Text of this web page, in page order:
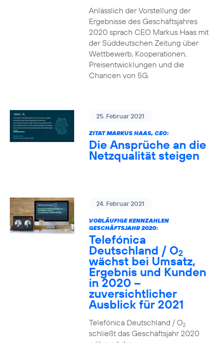
Anlässlich der Vorstellung der
Ergebnisse des Geschäftsjahres
2020 sprach CEO Markus Haas mit
der Süddeutschen Zeitung über
Wettbewerb, Kooperationen,
Preisentwicklungen und die
Chancen von 5G.
25. Februar 2021
ZITAT MARKUS HAAS, CEO:
Die Ansprüche an die
Netzqualität steigen
24. Februar 2021
VORLÄUFIGE KENNZAHLEN
GESCHÄFTSJAHR 2020:
Telefónica
Deutschland / O2
wächst bei Umsatz,
Ergebnis und Kunden
in 2020 –
zuversichtlicher
Ausblick für 2021
Telefónica Deutschland / O2
schließt das Geschäftsjahr 2020